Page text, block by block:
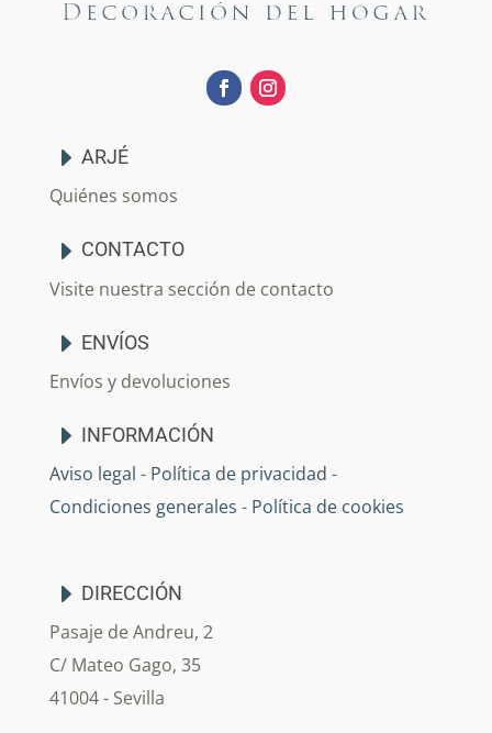
ARJÉ
Quiénes somos
CONTACTO
Visite nuestra sección de contacto
ENVÍOS
Envíos y devoluciones
INFORMACIÓN
Aviso legal - Política de privacidad -
Condiciones generales - Política de cookies
DIRECCIÓN
Pasaje de Andreu, 2
C/ Mateo Gago, 35
41004 - Sevilla